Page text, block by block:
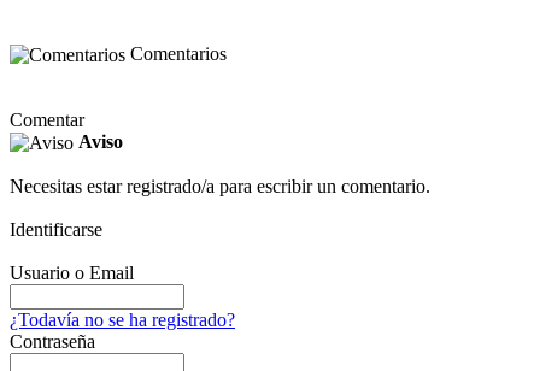
Comentarios
Comentar
Aviso
Necesitas estar registrado/a para escribir un comentario.
Identificarse
Usuario o Email
¿Todavía no se ha registrado?
Contraseña